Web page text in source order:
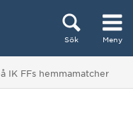
Sök Meny
IK FFs hemmamatcher